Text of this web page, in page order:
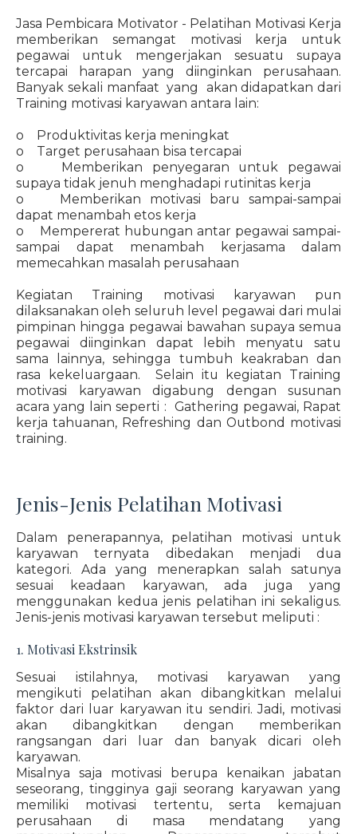
Jasa Pembicara Motivator - Pelatihan Motivasi Kerja
memberikan semangat motivasi kerja untuk
pegawai untuk mengerjakan sesuatu supaya
tercapai harapan yang diinginkan perusahaan.
Banyak sekali manfaat yang akan didapatkan dari
Training motivasi karyawan antara lain:
o Produktivitas kerja meningkat
o Target perusahaan bisa tercapai
o Memberikan penyegaran untuk pegawai
supaya tidak jenuh menghadapi rutinitas kerja
o Memberikan motivasi baru sampai-sampai
dapat menambah etos kerja
o Mempererat hubungan antar pegawai sampai-
sampai dapat menambah kerjasama dalam
memecahkan masalah perusahaan
Kegiatan Training motivasi karyawan pun
dilaksanakan oleh seluruh level pegawai dari mulai
pimpinan hingga pegawai bawahan supaya semua
pegawai diinginkan dapat lebih menyatu satu
sama lainnya, sehingga tumbuh keakraban dan
rasa kekeluargaan. Selain itu kegiatan Training
motivasi karyawan digabung dengan susunan
acara yang lain seperti : Gathering pegawai, Rapat
kerja tahuanan, Refreshing dan Outbond motivasi
training.
Jenis-Jenis Pelatihan Motivasi
Dalam penerapannya, pelatihan motivasi untuk
karyawan ternyata dibedakan menjadi dua
kategori. Ada yang menerapkan salah satunya
sesuai keadaan karyawan, ada juga yang
menggunakan kedua jenis pelatihan ini sekaligus.
Jenis-jenis motivasi karyawan tersebut meliputi :
1. Motivasi Ekstrinsik
Sesuai istilahnya, motivasi karyawan yang
mengikuti pelatihan akan dibangkitkan melalui
faktor dari luar karyawan itu sendiri. Jadi, motivasi
akan dibangkitkan dengan memberikan
rangsangan dari luar dan banyak dicari oleh
karyawan.
Misalnya saja motivasi berupa kenaikan jabatan
seseorang, tingginya gaji seorang karyawan yang
memiliki motivasi tertentu, serta kemajuan
perusahaan di masa mendatang yang